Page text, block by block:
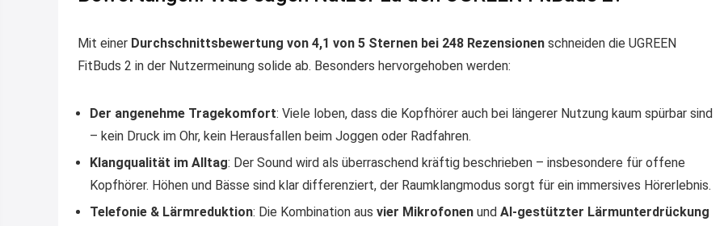
Mit einer Durchschnittsbewertung von 4,1 von 5 Sternen bei 248 Rezensionen schneiden die UGREEN
FitBuds 2 in der Nutzermeinung solide ab. Besonders hervorgehoben werden:
Der angenehme Tragekomfort: Viele loben, dass die Kopfhörer auch bei längerer Nutzung kaum spürbar sind
– kein Druck im Ohr, kein Herausfallen beim Joggen oder Radfahren.
Klangqualität im Alltag: Der Sound wird als überraschend kräftig beschrieben – insbesondere für offene
Kopfhörer. Höhen und Bässe sind klar differenziert, der Raumklangmodus sorgt für ein immersives Hörerlebnis.
Telefonie & Lärmreduktion: Die Kombination aus vier Mikrofonen und AI-gestützter Lärmunterdrückung